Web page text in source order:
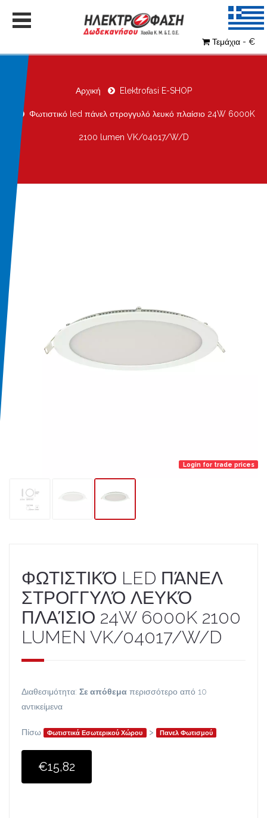
Τεμάχια - €
Αρχική Elektrofasi E-SHOP
Φωτιστικό led πάνελ στρογγυλό λευκό πλαίσιο 24W 6000K
2100 lumen VK/04017/W/D
Login for trade prices
ΦΩΤΙΣΤΙΚΌ LED ΠΆΝΕΛ
ΣΤΡΟΓΓΥΛΌ ΛΕΥΚΌ
ΠΛΑΊΣΙΟ 24W 6000K 2100
LUMEN VK/04017/W/D
Διαθεσιμότητα: Σε απόθεμα περισσότερο από 10
αντικείμενα
Πίσω Φωτιστικά Εσωτερικού Χώρου > Πανελ Φωτισμού
€15,82